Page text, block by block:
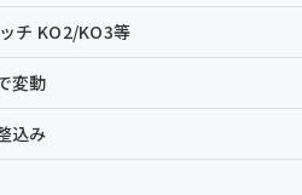
チ KO2/KO3等
変動
込み